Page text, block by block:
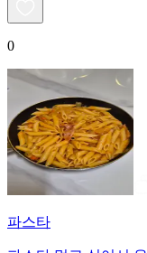
0
파스타